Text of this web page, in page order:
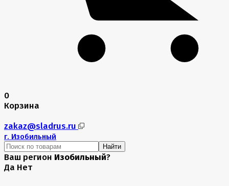
0
Корзина
zakaz@sladrus.ru
г. Изобильный
Найти
Ваш регион Изобильный?
Да Нет